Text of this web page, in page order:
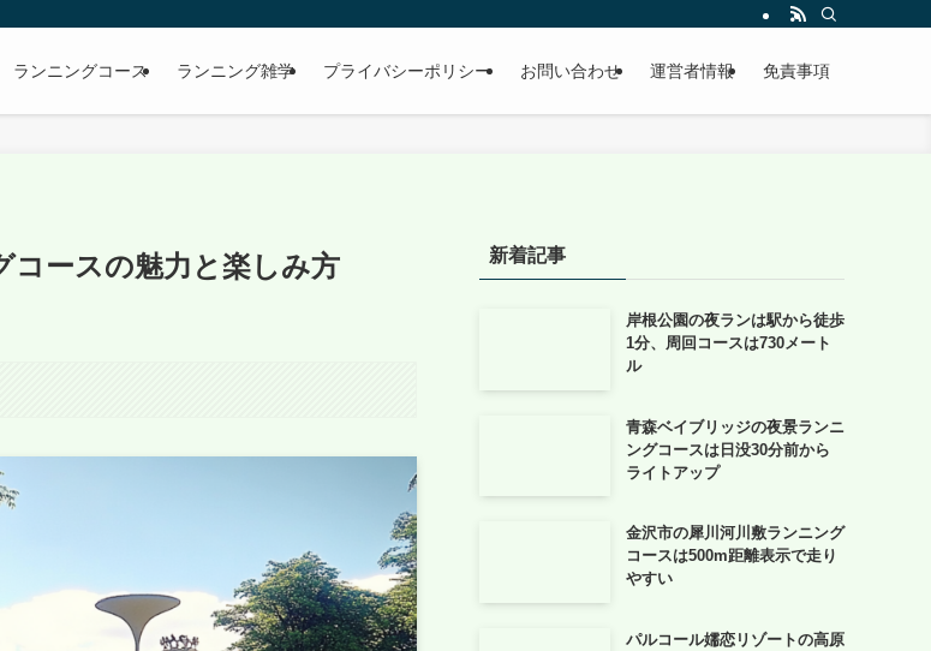
ランニングコース ランニング雑学 プライバシーポリシー お問い合わせ 運営者情報 免責事項
コースの魅力と楽しみ方 新着記事
岸根公園の夜ランは駅から徒歩
1分、周回コースは730メート
ル
青森ベイブリッジの夜景ランニ
ングコースは日没30分前から
ライトアップ
金沢市の犀川河川敷ランニング
コースは500m距離表示で走り
やすい
パルコール嬬恋リゾートの高原